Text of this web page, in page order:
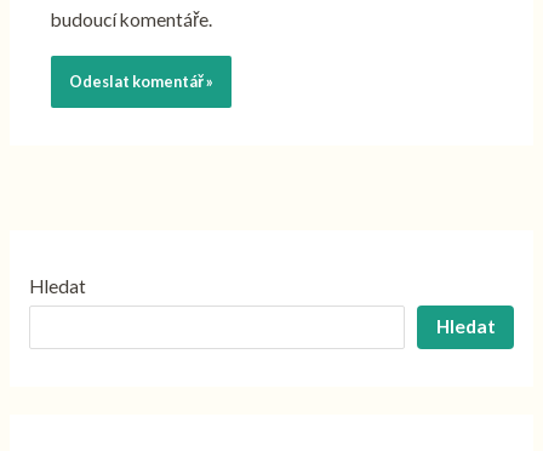
budoucí komentáře.
Hledat
Hledat